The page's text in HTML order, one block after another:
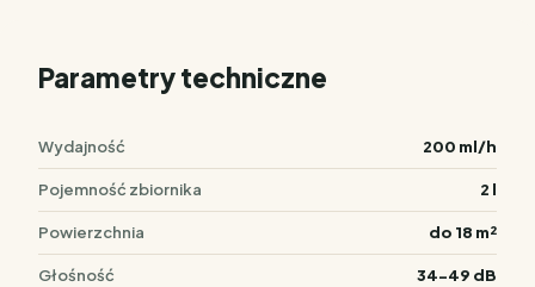
Parametry techniczne
Wydajność 200 ml/h
Pojemność zbiornika 2 l
Powierzchnia do 18 m²
Głośność 34-49 dB